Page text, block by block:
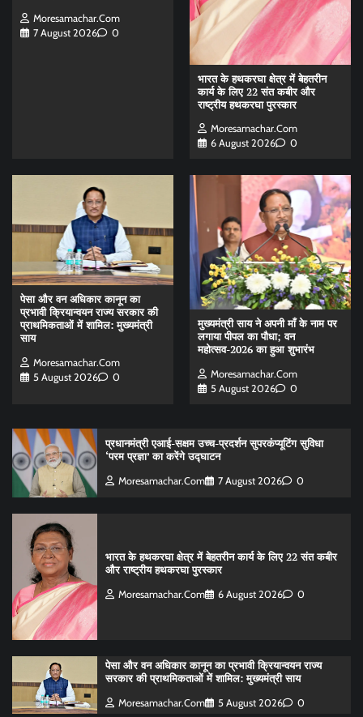
Moresamachar.com
7 August 2026
0
भारत के हथकरघा क्षेत्र में बेहतरीन
कार्य के लिए 22 संत कबीर और
राष्ट्रीय हथकरघा पुरस्कार
Moresamachar.com
6 August 2026
0
पेसा और वन अधिकार कानून का
प्रभावी क्रियान्वयन राज्य सरकार की
प्राथमिकताओं में शामिल: मुख्यमंत्री
साय
Moresamachar.com
5 August 2026
0
मुख्यमंत्री साय ने अपनी माँ के नाम पर
लगाया पीपल का पौधा; वन
महोत्सव-2026 का हुआ शुभारंभ
Moresamachar.com
5 August 2026
0
प्रधानमंत्री एआई-सक्षम उच्च-प्रदर्शन सुपरकंप्यूटिंग सुविधा
‘परम प्रज्ञा’ का करेंगे उद्घाटन
Moresamachar.com 7 August 2026 0
भारत के हथकरघा क्षेत्र में बेहतरीन कार्य के लिए 22 संत कबीर
और राष्ट्रीय हथकरघा पुरस्कार
Moresamachar.com 6 August 2026 0
पेसा और वन अधिकार कानून का प्रभावी क्रियान्वयन राज्य
सरकार की प्राथमिकताओं में शामिल: मुख्यमंत्री साय
Moresamachar.com 5 August 2026 0